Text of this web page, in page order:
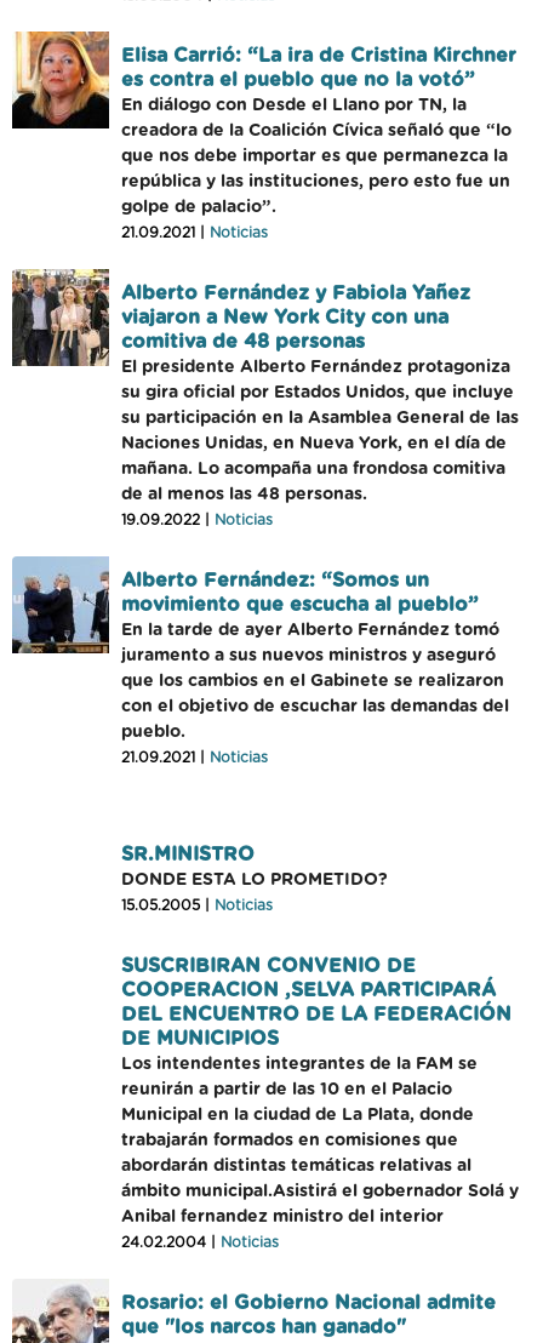
Elisa Carrió: “La ira de Cristina Kirchner
es contra el pueblo que no la votó”
En diálogo con Desde el Llano por TN, la
creadora de la Coalición Cívica señaló que “lo
que nos debe importar es que permanezca la
república y las instituciones, pero esto fue un
golpe de palacio”.
21.09.2021 | Noticias
Alberto Fernández y Fabiola Yañez
viajaron a New York City con una
comitiva de 48 personas
El presidente Alberto Fernández protagoniza
su gira oficial por Estados Unidos, que incluye
su participación en la Asamblea General de las
Naciones Unidas, en Nueva York, en el día de
mañana. Lo acompaña una frondosa comitiva
de al menos las 48 personas.
19.09.2022 | Noticias
Alberto Fernández: “Somos un
movimiento que escucha al pueblo”
En la tarde de ayer Alberto Fernández tomó
juramento a sus nuevos ministros y aseguró
que los cambios en el Gabinete se realizaron
con el objetivo de escuchar las demandas del
pueblo.
21.09.2021 | Noticias
SR.MINISTRO
DONDE ESTA LO PROMETIDO?
15.05.2005 | Noticias
SUSCRIBIRAN CONVENIO DE
COOPERACION ,SELVA PARTICIPARÁ
DEL ENCUENTRO DE LA FEDERACIÓN
DE MUNICIPIOS
Los intendentes integrantes de la FAM se
reunirán a partir de las 10 en el Palacio
Municipal en la ciudad de La Plata, donde
trabajarán formados en comisiones que
abordarán distintas temáticas relativas al
ámbito municipal.Asistirá el gobernador Solá y
Anibal fernandez ministro del interior
24.02.2004 | Noticias
Rosario: el Gobierno Nacional admite
que "los narcos han ganado"